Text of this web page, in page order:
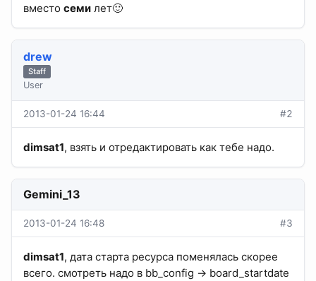
вместо семи лет🙂
drew
Staff
User
2013-01-24 16:44 #2
dimsat1, взять и отредактировать как тебе надо.
Gemini_13
2013-01-24 16:48 #3
dimsat1, дата старта ресурса поменялась скорее
всего. смотреть надо в bb_config -> board_startdate